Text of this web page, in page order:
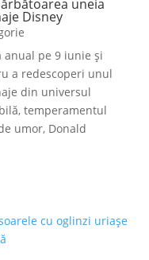
uneia
Disney
anual pe 9 iunie și
a redescoperi unul
din universul
temperamentul
umor, Donald